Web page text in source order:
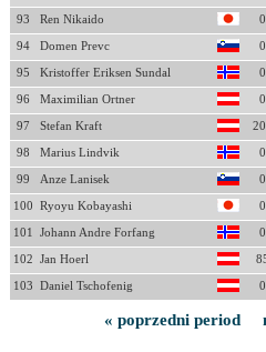
93 Ren Nikaido 0
94 Domen Prevc 0
95 Kristoffer Eriksen Sundal 0
96 Maximilian Ortner 0
97 Stefan Kraft
98 Marius Lindvik 0
99 Anze Lanisek 0
100 Ryoyu Kobayashi 0
101 Johann Andre Forfang 0
102 Jan Hoerl
103 Daniel Tschofenig 0
« poprzedni period